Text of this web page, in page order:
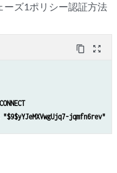
Pool
any
ーズ1ポリシー認証方法
content_copy zoom_out_map
jqmfn6rev"